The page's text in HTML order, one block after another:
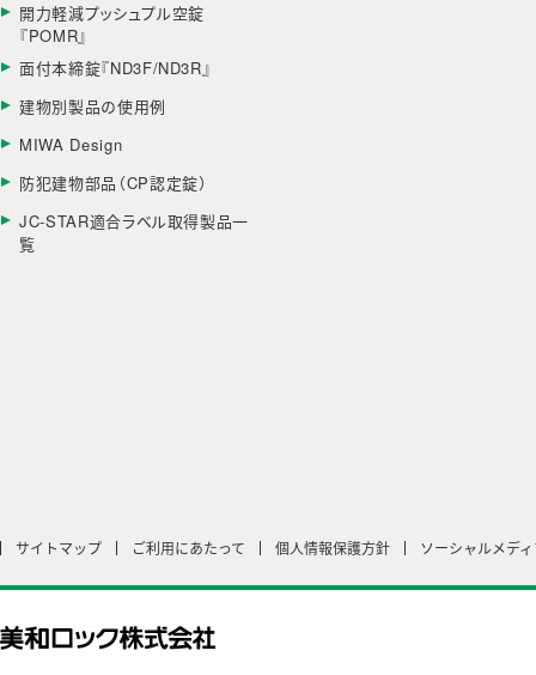
開力軽減プッシュプル空錠
『POMR』
面付本締錠『ND3F/ND3R』
建物別製品の使用例
MIWA Design
防犯建物部品（CP認定錠）
JC-STAR適合ラベル取得製品一
覧
サイトマップ ご利用にあたって 個人情報保護方針 ソーシャルメデ